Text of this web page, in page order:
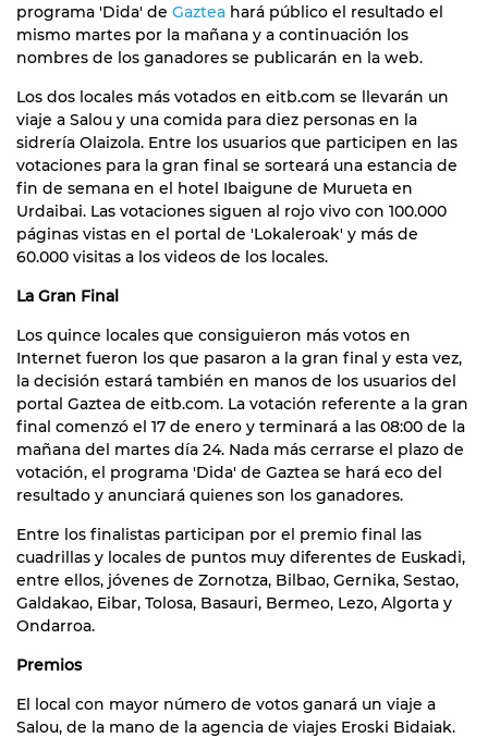
programa 'Dida' de Gaztea hará público el resultado el
mismo martes por la mañana y a continuación los
nombres de los ganadores se publicarán en la web.
Los dos locales más votados en eitb.com se llevarán un
viaje a Salou y una comida para diez personas en la
sidrería Olaizola. Entre los usuarios que participen en las
votaciones para la gran final se sorteará una estancia de
fin de semana en el hotel Ibaigune de Murueta en
Urdaibai. Las votaciones siguen al rojo vivo con 100.000
páginas vistas en el portal de 'Lokaleroak' y más de
60.000 visitas a los videos de los locales.
La Gran Final
Los quince locales que consiguieron más votos en
Internet fueron los que pasaron a la gran final y esta vez,
la decisión estará también en manos de los usuarios del
portal Gaztea de eitb.com. La votación referente a la gran
final comenzó el 17 de enero y terminará a las 08:00 de la
mañana del martes día 24. Nada más cerrarse el plazo de
votación, el programa 'Dida' de Gaztea se hará eco del
resultado y anunciará quienes son los ganadores.
Entre los finalistas participan por el premio final las
cuadrillas y locales de puntos muy diferentes de Euskadi,
entre ellos, jóvenes de Zornotza, Bilbao, Gernika, Sestao,
Galdakao, Eibar, Tolosa, Basauri, Bermeo, Lezo, Algorta y
Ondarroa.
Premios
El local con mayor número de votos ganará un viaje a
Salou, de la mano de la agencia de viajes Eroski Bidaiak.